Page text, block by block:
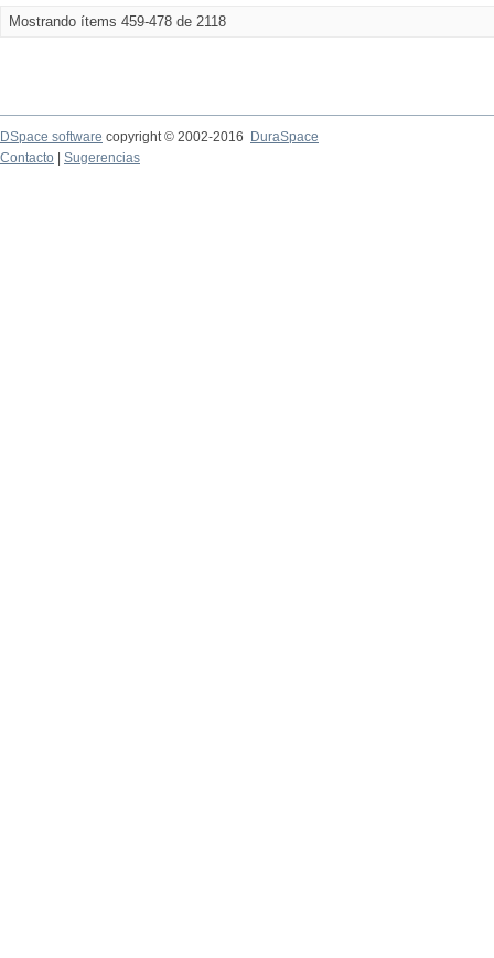
Mostrando ítems 459-478 de 2118
DSpace software copyright © 2002-2016
DuraSpace
Contacto
Sugerencias